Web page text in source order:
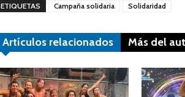
ETIQUETAS Campaña solidaria Solidaridad
Artículos relacionados Más del